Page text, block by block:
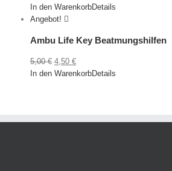
Preis
war:
Preis
In den WarenkorbDetails
Angebot!
Ambu Life Key Beatmungshilfen
5,00€ Ursprünglicher
Preis
4,50 €Aktueller
Preis
In den WarenkorbDetails